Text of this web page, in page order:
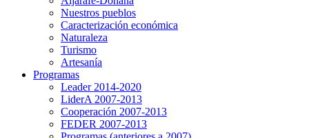
Nuestros pueblos
Caracterización económica
Naturaleza
Turismo
Artesanía
Programas
Leader 2014-2020
LiderA 2007-2013
Cooperación 2007-2013
FEDER 2007-2013